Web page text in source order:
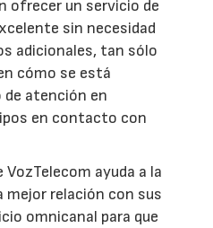
ofrecer un servicio de
sin necesidad
adicionales, tan sólo
cómo se está
atención en
en contacto con
ayuda a la
mejor relación con sus
omnicanal para que